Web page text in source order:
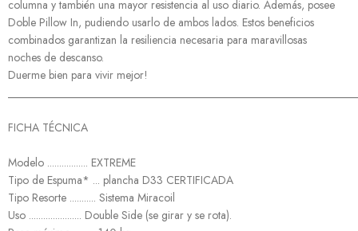
columna y también una mayor resistencia al uso diario. Además, posee
Doble Pillow In, pudiendo usarlo de ambos lados. Estos beneficios
combinados garantizan la resiliencia necesaria para maravillosas
noches de descanso.
Duerme bien para vivir mejor!
FICHA TÉCNICA
Modelo ................. EXTREME
Tipo de Espuma* ... plancha D33 CERTIFICADA
Tipo Resorte ........... Sistema Miracoil
Uso ...................... Double Side (se girar y se rota).